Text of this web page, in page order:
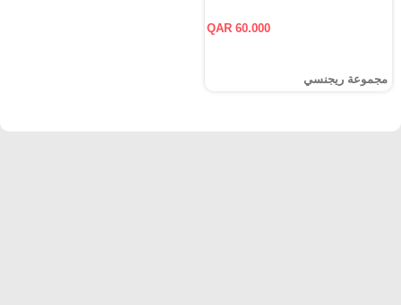
QAR 60.000
مجموعة ريجنسي